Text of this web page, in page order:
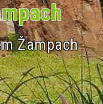
Žampach